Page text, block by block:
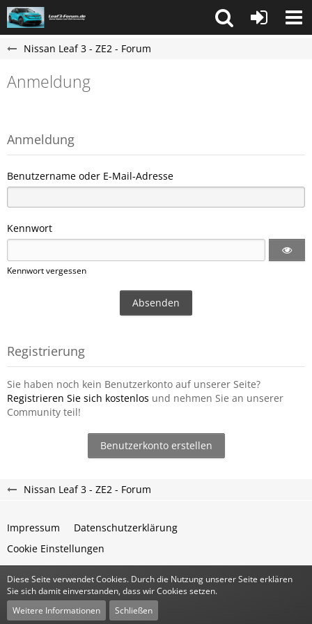
Nissan Leaf 3 - ZE2 - Forum
Anmeldung
Anmeldung
Benutzername oder E-Mail-Adresse
Kennwort
Kennwort vergessen
Registrierung
Sie haben noch kein Benutzerkonto auf unserer Seite?
Registrieren Sie sich kostenlos und nehmen Sie an unserer
Community teil!
Benutzerkonto erstellen
Nissan Leaf 3 - ZE2 - Forum
Impressum
Datenschutzerklärung
Cookie Einstellungen
Community-Software:WoltLab Suite™
Stil:Classicvon
Diese Seite verwendet Cookies. Durch die Nutzung unserer Seite erklären
Sie sich damit einverstanden, dass wir Cookies setzen.
Weitere Informationen
Schließen